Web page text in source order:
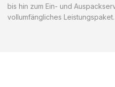
bis hin zum Ein- und
vollumfängliches Leistungspaket.